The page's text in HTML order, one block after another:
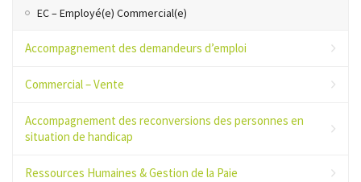
EC – Employé(e) Commercial(e)
Accompagnement des demandeurs d’emploi
Commercial – Vente
Accompagnement des reconversions des personnes en
situation de handicap
Ressources Humaines & Gestion de la Paie